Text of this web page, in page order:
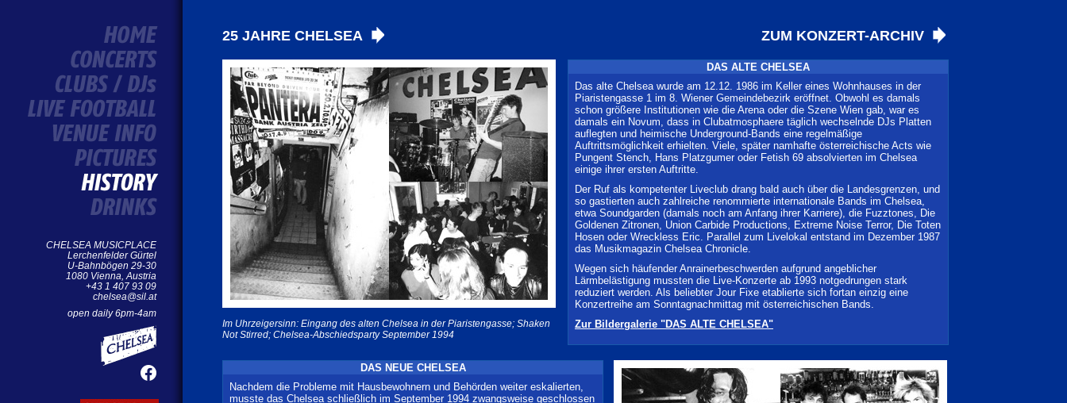
CHELSEA MUSICPLACE
Lerchenfelder Gürtel
U-Bahnbögen 29-30
1080 Vienna, Austria
+43 1 407 93 09
chelsea@sil.at
open daily 6pm-4am
ZUM KONZERT-ARCHIV
25 JAHRE CHELSEA
Im Uhrzeigersinn: Eingang des alten Chelsea in der Piaristengasse; Shaken
Not Stirred; Chelsea-Abschiedsparty September 1994
DAS ALTE CHELSEA
Das alte Chelsea wurde am 12.12. 1986 im Keller eines Wohnhauses in der
Piaristengasse 1 im 8. Wiener Gemeindebezirk eröffnet. Obwohl es damals
schon größere Institutionen wie die Arena oder die Szene Wien gab, war es
damals ein Novum, dass in Clubatmosphaere täglich wechselnde DJs Platten
auflegten und heimische Underground-Bands eine regelmäßige
Auftrittsmöglichkeit erhielten. Viele, später namhafte österreichische Acts wie
Pungent Stench, Hans Platzgumer oder Fetish 69 absolvierten im Chelsea
einige ihrer ersten Auftritte.
Der Ruf als kompetenter Liveclub drang bald auch über die Landesgrenzen, und
so gastierten auch zahlreiche renommierte internationale Bands im Chelsea,
etwa Soundgarden (damals noch am Anfang ihrer Karriere), die Fuzztones, Die
Goldenen Zitronen, Union Carbide Productions, Extreme Noise Terror, Die Toten
Hosen oder Wreckless Eric. Parallel zum Livelokal entstand im Dezember 1987
das Musikmagazin Chelsea Chronicle.
Wegen sich häufender Anrainerbeschwerden aufgrund angeblicher
Lärmbelästigung mussten die Live-Konzerte ab 1993 notgedrungen stark
reduziert werden. Als beliebter Jour Fixe etablierte sich fortan einzig eine
Konzertreihe am Sonntagnachmittag mit österreichischen Bands.
Zur Bildergalerie "DAS ALTE CHELSEA"
DAS NEUE CHELSEA
Nachdem die Probleme mit Hausbewohnern und Behörden weiter eskalierten,
musste das Chelsea schließlich im September 1994 zwangsweise geschlossen